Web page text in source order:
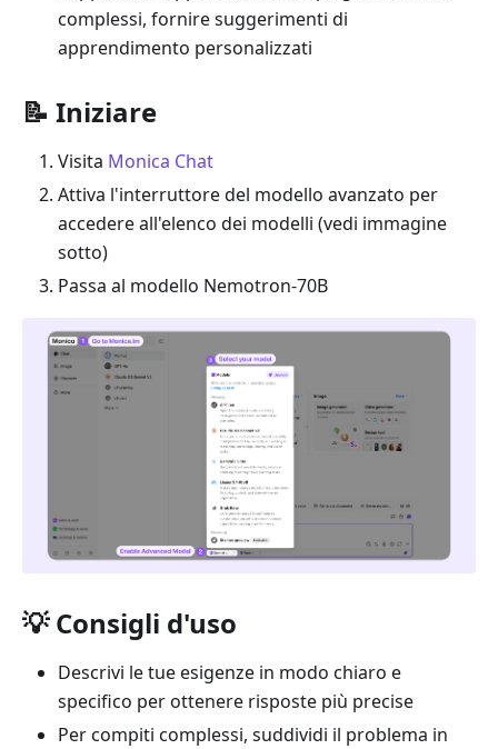
complessi, fornire suggerimenti di
apprendimento personalizzati
📝 Iniziare
Visita Monica Chat
Attiva l'interruttore del modello avanzato per
accedere all'elenco dei modelli (vedi immagine
sotto)
Passa al modello Nemotron-70B
💡 Consigli d'uso
Descrivi le tue esigenze in modo chiaro e
specifico per ottenere risposte più precise
Per compiti complessi, suddividi il problema in